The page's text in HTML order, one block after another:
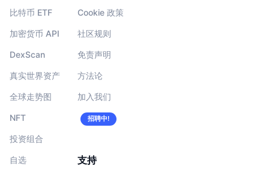
比特币 ETF
加密货币 API
DexScan
真实世界资产
全球走势图
NFT
投资组合
自选
Cookie 政策
社区规则
免责声明
方法论
加入我们
招聘中!
支持